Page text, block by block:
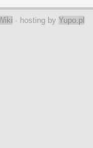
· hosting by Yupo.pl